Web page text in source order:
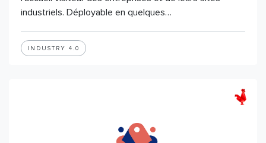
industriels. Déployable en quelques…
INDUSTRY 4.0